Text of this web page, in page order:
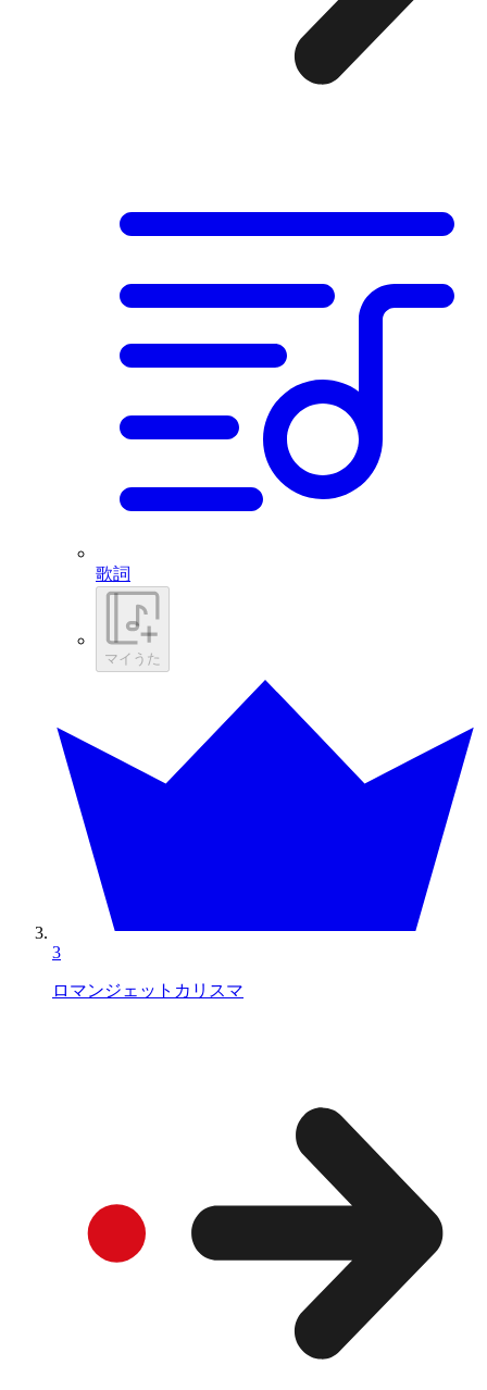
歌詞
マイうた
3
ロマンジェットカリスマ